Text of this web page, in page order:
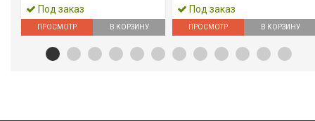
Под заказ
ПРОСМОТР В КОРЗИНУ
Под заказ
ПРОСМОТР В КОРЗИНУ